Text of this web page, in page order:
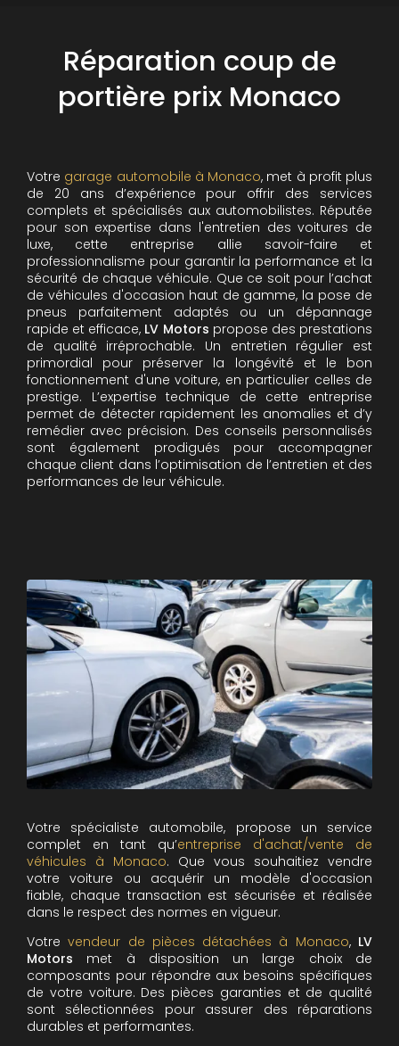
Réparation coup de
portière prix Monaco
Votre garage automobile à Monaco, met à profit plus
de 20 ans d’expérience pour offrir des services
complets et spécialisés aux automobilistes. Réputée
pour son expertise dans l'entretien des voitures de
luxe, cette entreprise allie savoir-faire et
professionnalisme pour garantir la performance et la
sécurité de chaque véhicule. Que ce soit pour l’achat
de véhicules d'occasion haut de gamme, la pose de
pneus parfaitement adaptés ou un dépannage
rapide et efficace, LV Motors propose des prestations
de qualité irréprochable. Un entretien régulier est
primordial pour préserver la longévité et le bon
fonctionnement d'une voiture, en particulier celles de
prestige. L’expertise technique de cette entreprise
permet de détecter rapidement les anomalies et d’y
remédier avec précision. Des conseils personnalisés
sont également prodigués pour accompagner
chaque client dans l’optimisation de l’entretien et des
performances de leur véhicule.
Votre spécialiste automobile, propose un service
complet en tant qu’entreprise d'achat/vente de
véhicules à Monaco. Que vous souhaitiez vendre
votre voiture ou acquérir un modèle d'occasion
fiable, chaque transaction est sécurisée et réalisée
dans le respect des normes en vigueur.
Votrevendeur de pièces détachées à Monaco, LV
Motors met à disposition un large choix de
composants pour répondre aux besoins spécifiques
de votre voiture. Des pièces garanties et de qualité
sont sélectionnées pour assurer des réparations
durables et performantes.